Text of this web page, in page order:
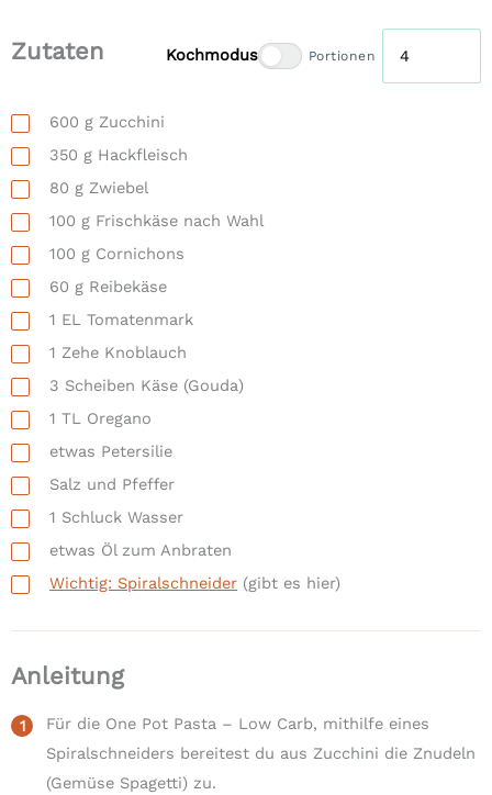
Zutaten Kochmodus Portionen
600 g Zucchini
350 g Hackfleisch
80 g Zwiebel
100 g Frischkäse nach Wahl
100 g Cornichons
60 g Reibekäse
1 EL
Tomatenmark
1 Zehe Knoblauch
3 Scheiben Käse (Gouda)
1 TL
Oregano
etwas Petersilie
Salz und Pfeffer
1 Schluck Wasser
etwas Öl zum Anbraten
Wichtig: Spiralschneider (gibt es hier)
Anleitung
Für die One Pot Pasta – Low Carb, mithilfe eines
Spiralschneiders bereitest du aus Zucchini die Znudeln
(Gemüse Spagetti) zu.